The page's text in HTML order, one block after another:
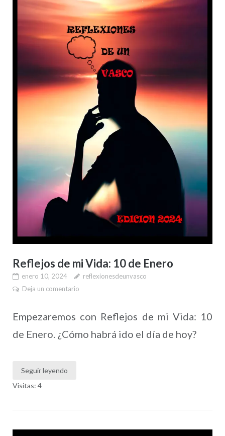
Reflejos de mi Vida: 10 de Enero
enero 10, 2024
reflexionesdeunvasco
Deja un comentario
Empezaremos con Reflejos de mi Vida: 10
de Enero. ¿Cómo habrá ido el día de hoy?
Seguir leyendo
Visitas: 4